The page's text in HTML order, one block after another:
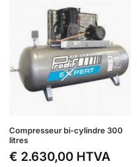
Compresseur bi-cylindre 300
litres
€ 2.630,00 HTVA